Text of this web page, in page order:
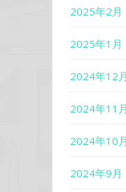
2025年2月
2025年1月
2024年12月
2024年11月
2024年10月
2024年9月